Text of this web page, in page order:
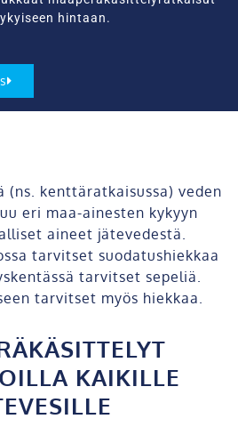
hintaan.
(ns. kenttäratkaisussa) veden
eri maa-ainesten kykyyn
aineet jätevedestä.
tarvitset suodatushiekkaa
tarvitset sepeliä.
tarvitset myös hiekkaa.
KAIKILLE